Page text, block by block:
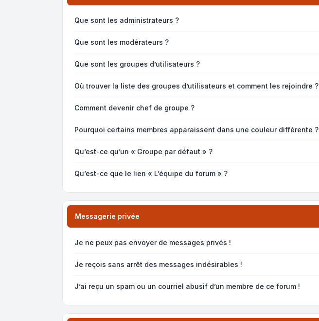
Que sont les administrateurs ?
Que sont les modérateurs ?
Que sont les groupes d’utilisateurs ?
Où trouver la liste des groupes d’utilisateurs et comment les rejoindre ?
Comment devenir chef de groupe ?
Pourquoi certains membres apparaissent dans une couleur différente ?
Qu’est-ce qu’un « Groupe par défaut » ?
Qu’est-ce que le lien « L’équipe du forum » ?
Messagerie privée
Je ne peux pas envoyer de messages privés !
Je reçois sans arrêt des messages indésirables !
J’ai reçu un spam ou un courriel abusif d’un membre de ce forum !